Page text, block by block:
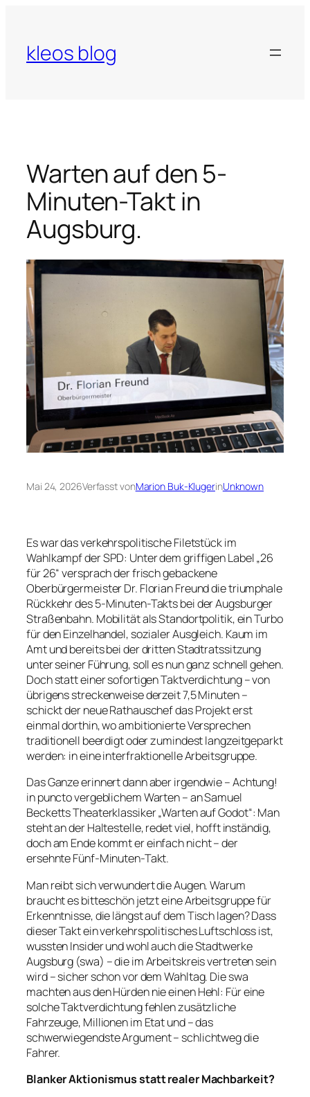
springen
kleos blog
Warten auf den 5-
Minuten-Takt in
Augsburg.
Mai 24, 2026Verfasst vonMarion Buk-KlugerinUnknown
Es war das verkehrspolitische Filetstück im
Wahlkampf der SPD: Unter dem griffigen Label „26
für 26“ versprach der frisch gebackene
Oberbürgermeister Dr. Florian Freund die triumphale
Rückkehr des 5-Minuten-Takts bei der Augsburger
Straßenbahn. Mobilität als Standortpolitik, ein Turbo
für den Einzelhandel, sozialer Ausgleich. Kaum im
Amt und bereits bei der dritten Stadtratssitzung
unter seiner Führung, soll es nun ganz schnell gehen.
Doch statt einer sofortigen Taktverdichtung – von
übrigens streckenweise derzeit 7,5 Minuten –
schickt der neue Rathauschef das Projekt erst
einmal dorthin, wo ambitionierte Versprechen
traditionell beerdigt oder zumindest langzeitgeparkt
werden: in eine interfraktionelle Arbeitsgruppe.
Das Ganze erinnert dann aber irgendwie – Achtung!
in puncto vergeblichem Warten – an Samuel
Becketts Theaterklassiker „Warten auf Godot“: Man
steht an der Haltestelle, redet viel, hofft inständig,
doch am Ende kommt er einfach nicht – der
ersehnte Fünf-Minuten-Takt.
Man reibt sich verwundert die Augen. Warum
braucht es bitteschön jetzt eine Arbeitsgruppe für
Erkenntnisse, die längst auf dem Tisch lagen? Dass
dieser Takt ein verkehrspolitisches Luftschloss ist,
wussten Insider und wohl auch die Stadtwerke
Augsburg (swa) – die im Arbeitskreis vertreten sein
wird – sicher schon vor dem Wahltag. Die swa
machten aus den Hürden nie einen Hehl: Für eine
solche Taktverdichtung fehlen zusätzliche
Fahrzeuge, Millionen im Etat und – das
schwerwiegendste Argument – schlichtweg die
Fahrer.
Blanker Aktionismus statt realer Machbarkeit?